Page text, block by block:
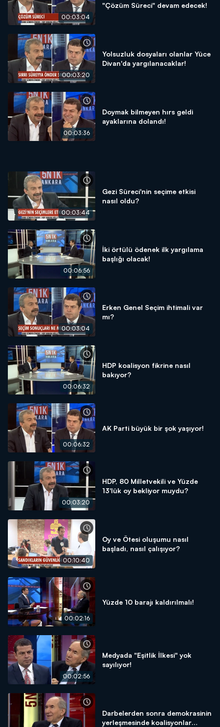
00:03:04
"Çözüm Süreci" devam edecek!
00:03:20
Yolsuzluk dosyaları olanlar Yüce
Divan'da yargılanacaklar!
00:03:36
Doymak bilmeyen hırs geldi
ayaklarına dolandı!
00:03:44
Gezi Süreci'nin seçime etkisi
nasıl oldu?
00:06:56
İki örtülü ödenek ilk yargılama
başlığı olacak!
00:03:04
Erken Genel Seçim ihtimali var
mı?
00:06:32
HDP koalisyon fikrine nasıl
bakıyor?
00:06:32
AK Parti büyük bir şok yaşıyor!
00:03:20
HDP, 80 Milletvekili ve Yüzde
13'lük oy bekliyor muydu?
00:10:40
Oy ve Ötesi oluşumu nasıl
başladı, nasıl çalışıyor?
00:02:16
Yüzde 10 barajı kaldırılmalı!
00:02:56
Medyada "Eşitlik İlkesi" yok
sayılıyor!
Darbelerden sonra demokrasinin
yerleşmesinde koalisyonlar